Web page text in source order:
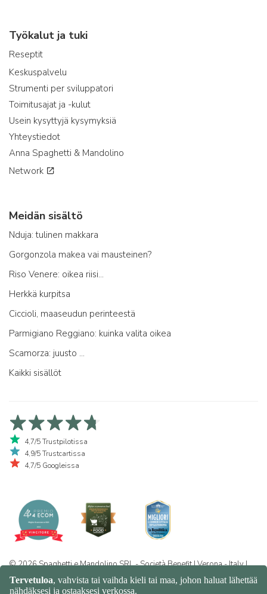
Työkalut ja tuki
Reseptit
Keskuspalvelu
Strumenti per sviluppatori
Toimitusajat ja -kulut
Usein kysyttyjä kysymyksiä
Yhteystiedot
Anna Spaghetti & Mandolino
Network
Meidän sisältö
Nduja: tulinen makkara
Gorgonzola makea vai mausteinen?
Riso Venere: oikea riisi...
Herkkä kurpitsa
Ciccioli, maaseudun perinteestä
Parmigiano Reggiano: kuinka valita oikea
Scamorza: juusto ...
Kaikki sisällöt
4,7/5 Trustpilotissa
4,9/5 Trustcartissa
4,7/5 Googleissa
© 2026 Spaghetti e Mandolino SRL - Società Benefit | Verona - Italy |
+39 351 865 9444 | P.I. IT04913730232 | Certificazione BIO: IT-BIO-
016.380-0110744.2026.001 | REA VR-455804 |Yksityisyys- ja